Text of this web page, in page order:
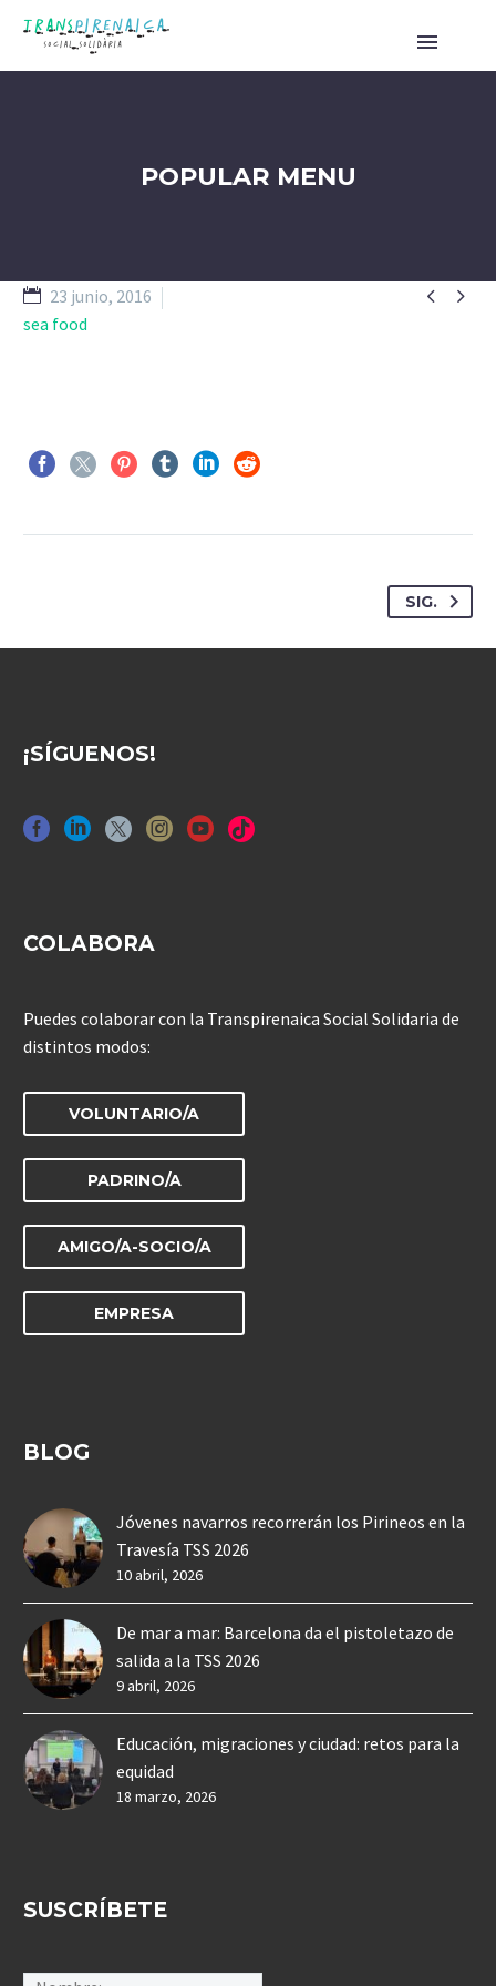
POPULAR MENU
 
23 junio, 2016
sea food
SIG.
¡SÍGUENOS!
COLABORA
Puedes colaborar con la Transpirenaica Social Solidaria de
distintos modos:
VOLUNTARIO/A
PADRINO/A
AMIGO/A-SOCIO/A
EMPRESA
BLOG
Jóvenes navarros recorrerán los Pirineos en la
Travesía TSS 2026
10 abril, 2026
De mar a mar: Barcelona da el pistoletazo de
salida a la TSS 2026
9 abril, 2026
Educación, migraciones y ciudad: retos para la
equidad
18 marzo, 2026
SUSCRÍBETE